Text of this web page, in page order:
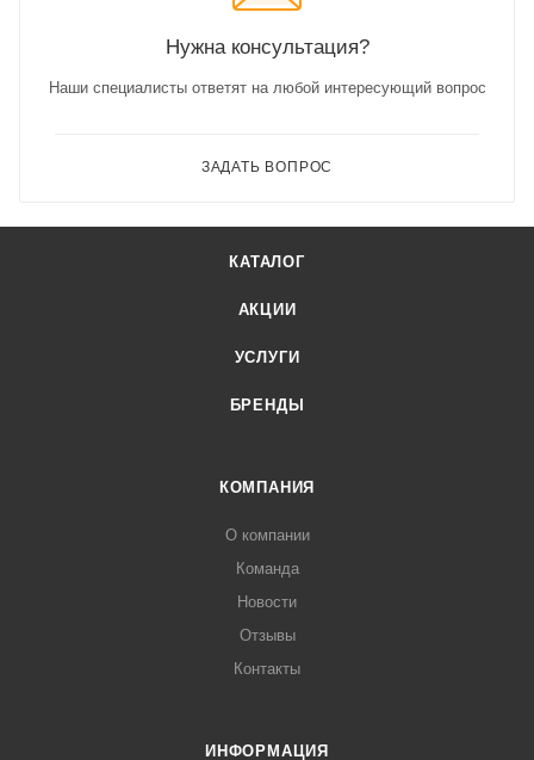
Нужна консультация?
Наши специалисты ответят на любой интересующий вопрос
ЗАДАТЬ ВОПРОС
КАТАЛОГ
АКЦИИ
УСЛУГИ
БРЕНДЫ
КОМПАНИЯ
О компании
Команда
Новости
Отзывы
Контакты
ИНФОРМАЦИЯ